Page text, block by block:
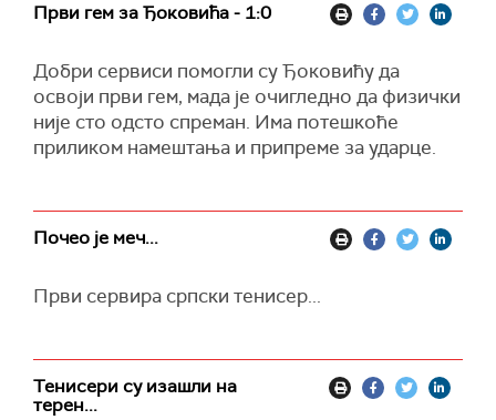
Први гем за Ђоковића - 1:0
Добри сервиси помогли су Ђоковићу да
освоји први гем, мада је очигледно да физички
није сто одсто спреман. Има потешкоће
приликом намештања и припреме за ударце.
Почео је меч...
Први сервира српски тенисер...
Тенисери су изашли на
терен...